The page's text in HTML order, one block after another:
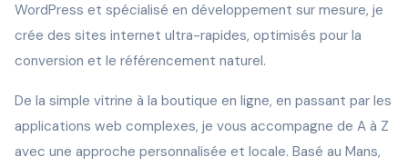
WordPress et spécialisé en développement sur mesure, je
crée des sites internet ultra-rapides, optimisés pour la
conversion et le référencement naturel.
De la simple vitrine à la boutique en ligne, en passant par les
applications web complexes, je vous accompagne de A à Z
avec une approche personnalisée et locale. Basé au Mans,